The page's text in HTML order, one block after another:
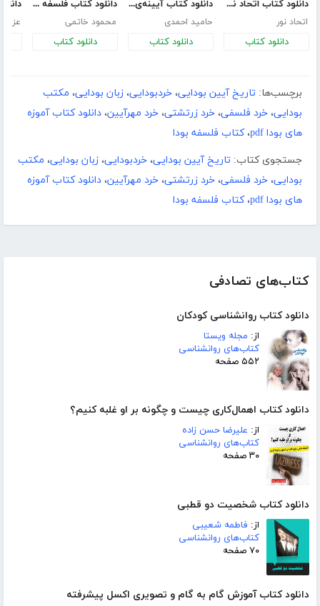
کتاب‌های تصادفی
دانلود کتاب روانشناسی کودکان
از: مجله ویستا
کتاب‌های روانشناسی
۵۵۲ صفحه
دانلود کتاب اهمال‌کاری چیست و چگونه بر او غلبه کنیم؟
از: علیرضا حسن زاده
کتاب‌های روانشناسی
۳۰ صفحه
دانلود کتاب شخصیت دو قطبی
از: فاطمه شعیبی
کتاب‌های روانشناسی
۷۰ صفحه
دانلود کتاب آموزش گام به گام و تصویری اکسل پیشرفته
دانلود کتاب اتحاد نور - جلد سوم
اتحاد نور
دانلود کتاب
دانلود کتاب آیینه‌ی نیستی (فلسفه و علم)
حامید احمدی
دانلود کتاب
دانلود کتاب فلسفه هگل
محمود خاتمی
دانلود کتاب
برچسب‌ها: تاریخ آیین بودایی، خردبودایی، زبان بودایی، مکتب
بودایی، خرد فلسفی، خرد زرتشتی، خرد مهرآیین، دانلود کتاب آموزه
های بودا pdf
،کتاب فلسفه بودا
جستجوی کتاب: تاریخ آیین بودایی، خردبودایی، زبان بودایی، مکتب
بودایی، خرد فلسفی، خرد زرتشتی، خرد مهرآیین، دانلود کتاب آموزه
های بودا pdf
،کتاب فلسفه بودا